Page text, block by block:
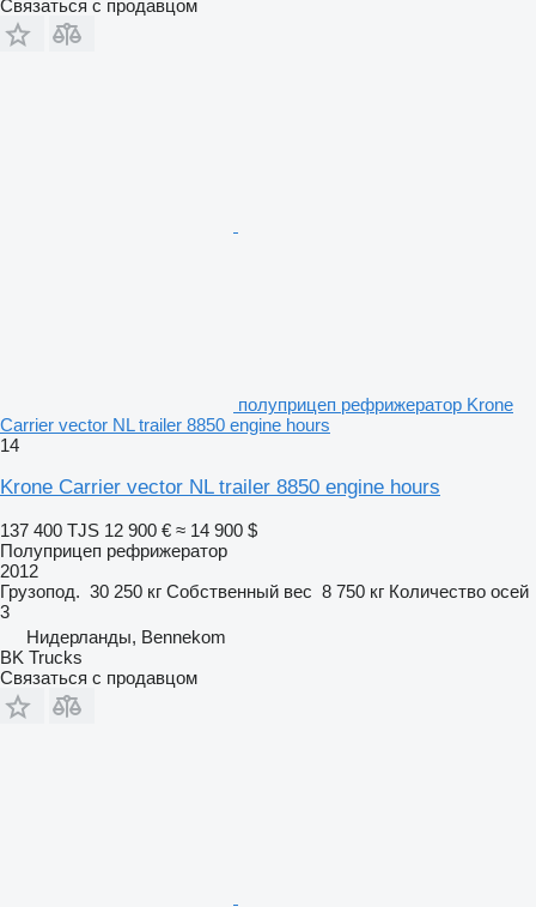
Связаться с продавцом
полуприцеп рефрижератор Krone
Carrier vector NL trailer 8850 engine hours
14
Krone Carrier vector NL trailer 8850 engine hours
137 400 TJS 12 900 € ≈ 14 900 $
Полуприцеп рефрижератор
2012
Грузопод. 30 250 кг Собственный вес 8 750 кг Количество осей
3
Нидерланды, Bennekom
BK Trucks
Связаться с продавцом